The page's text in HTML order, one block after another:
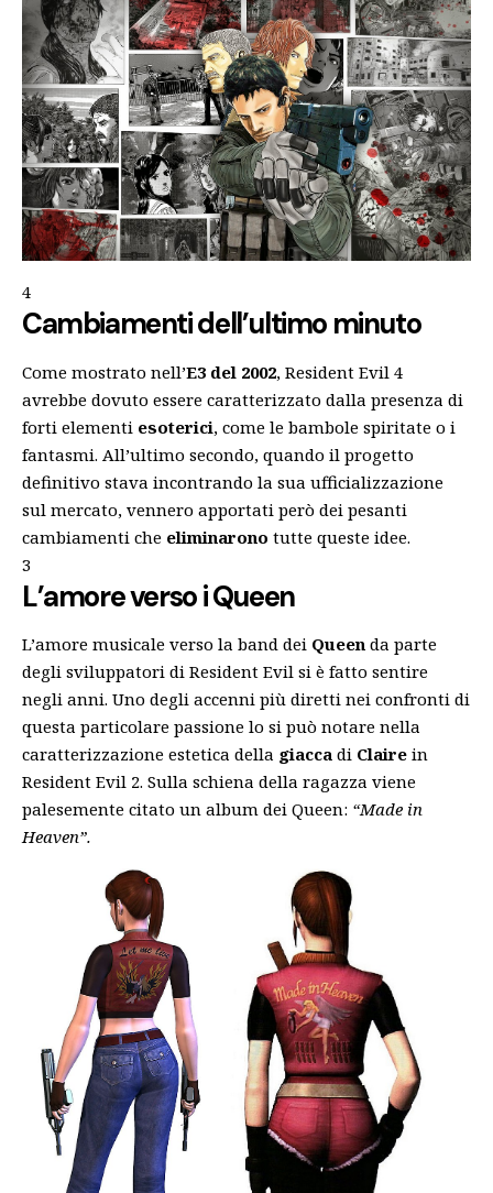
4
Cambiamenti dell’ultimo minuto
Come mostrato nell’E3 del 2002, Resident Evil 4
avrebbe dovuto essere caratterizzato dalla presenza di
forti elementi esoterici, come le bambole spiritate o i
fantasmi. All’ultimo secondo, quando il progetto
definitivo stava incontrando la sua ufficializzazione
sul mercato, vennero apportati però dei pesanti
cambiamenti che eliminarono tutte queste idee.
3
L’amore verso i Queen
L’amore musicale verso la band dei Queen da parte
degli sviluppatori di Resident Evil si è fatto sentire
negli anni. Uno degli accenni più diretti nei confronti di
questa particolare passione lo si può notare nella
caratterizzazione estetica della giacca di Claire in
Resident Evil 2. Sulla schiena della ragazza viene
palesemente citato un album dei Queen: “Made in
Heaven”.